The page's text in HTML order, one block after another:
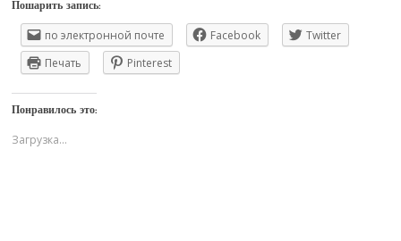
Пошарить запись:
по электронной почте Facebook
Twitter
Печать
Pinterest
Понравилось это:
Загрузка...